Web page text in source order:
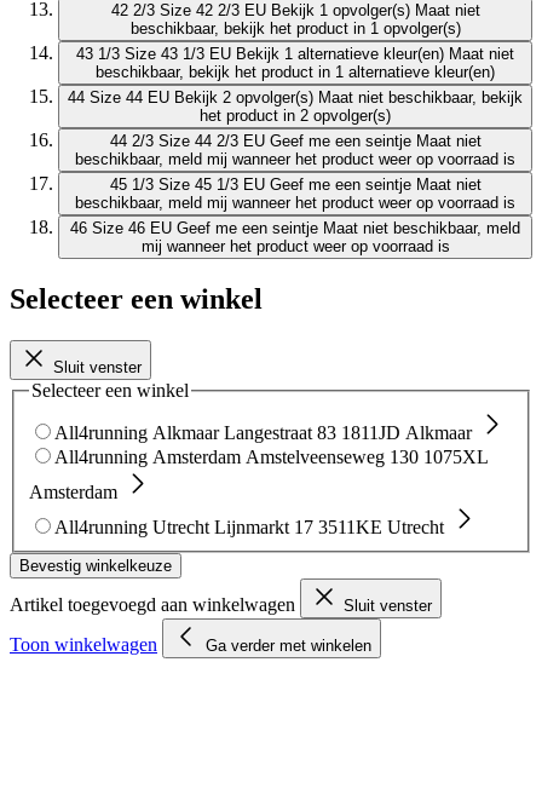
42 2/3 Size 42 2/3 EU Bekijk 1 opvolger(s) Maat niet
beschikbaar, bekijk het product in 1 opvolger(s)
43 1/3 Size 43 1/3 EU Bekijk 1 alternatieve kleur(en) Maat niet
beschikbaar, bekijk het product in 1 alternatieve kleur(en)
44 Size 44 EU Bekijk 2 opvolger(s) Maat niet beschikbaar, bekijk
het product in 2 opvolger(s)
44 2/3 Size 44 2/3 EU Geef me een seintje Maat niet
beschikbaar, meld mij wanneer het product weer op voorraad is
45 1/3 Size 45 1/3 EU Geef me een seintje Maat niet
beschikbaar, meld mij wanneer het product weer op voorraad is
46 Size 46 EU Geef me een seintje Maat niet beschikbaar, meld
mij wanneer het product weer op voorraad is
Selecteer een winkel
Sluit venster
Selecteer een winkel
All4running Alkmaar Langestraat 83 1811JD Alkmaar
All4running Amsterdam Amstelveenseweg 130 1075XL
Amsterdam
All4running Utrecht Lijnmarkt 17 3511KE Utrecht
Bevestig winkelkeuze
Artikel toegevoegd aan winkelwagen Sluit venster
Toon winkelwagen Ga verder met winkelen